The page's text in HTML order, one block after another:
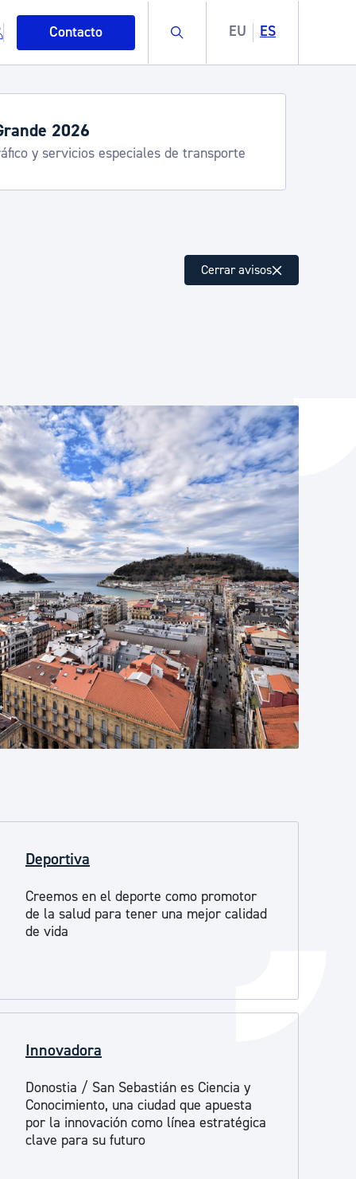
Contacto Buscar EU ES
empleo
y convivencia
Catálogo de trámites
de verano
Kirola, Donostia Kultura, San Telmo,
Turismo
Cerrar avisos
Deportiva
Creemos en el deporte como promotor
de la salud para tener una mejor calidad
de vida
Innovadora
Donostia / San Sebastián es Ciencia y
Conocimiento, una ciudad que apuesta
por la innovación como línea estratégica
clave para su futuro